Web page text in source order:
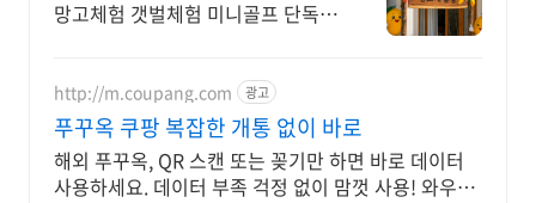
기
망고체험 갯벌체험 미니골프 단독호
http://m.coupang.com 광고
푸꾸옥 쿠팡 복잡한 개통 없이 바로
해외 푸꾸옥, QR 스캔 또는 꽂기만 하면 바로 데이터
사용하세요. 데이터 부족 걱정 없이 맘껏 사용! 와우회